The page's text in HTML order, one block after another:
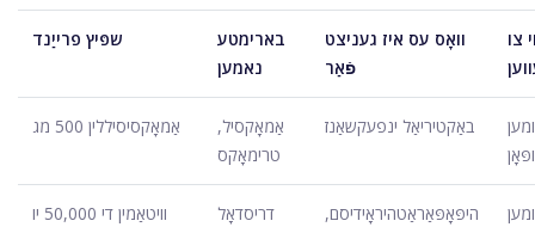
שפּיץ פרייַנד
בארימטע
נאמען
וואָס עס איז געניצט
פֿאַר
צו
אַמאָקסיסיללין 500 מג
אַמאָקסיל,
טרימאָקס
באַקטיריאַל ינפעקשאַנז
וויטאַמין די 50,000 יו דריסדאָל
היפּאָפּאַראַטהיראָידיסם,